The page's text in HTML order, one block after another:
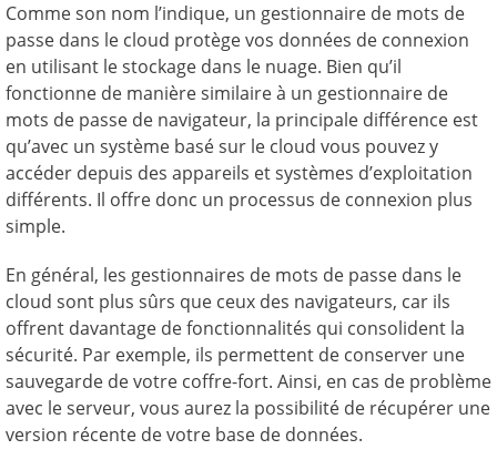
Comme son nom l’indique, un gestionnaire de mots de
passe dans le cloud protège vos données de connexion
en utilisant le stockage dans le nuage. Bien qu’il
fonctionne de manière similaire à un gestionnaire de
mots de passe de navigateur, la principale différence est
qu’avec un système basé sur le cloud vous pouvez y
accéder depuis des appareils et systèmes d’exploitation
différents. Il offre donc un processus de connexion plus
simple.
En général, les gestionnaires de mots de passe dans le
cloud sont plus sûrs que ceux des navigateurs, car ils
offrent davantage de fonctionnalités qui consolident la
sécurité. Par exemple, ils permettent de conserver une
sauvegarde de votre coffre-fort. Ainsi, en cas de problème
avec le serveur, vous aurez la possibilité de récupérer une
version récente de votre base de données.